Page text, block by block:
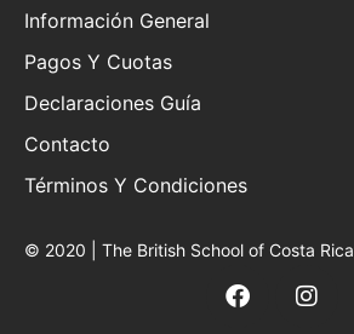
Información General
Pagos Y Cuotas
Declaraciones Guía
Contacto
Términos Y Condiciones
© 2020 | The British School of Costa Rica